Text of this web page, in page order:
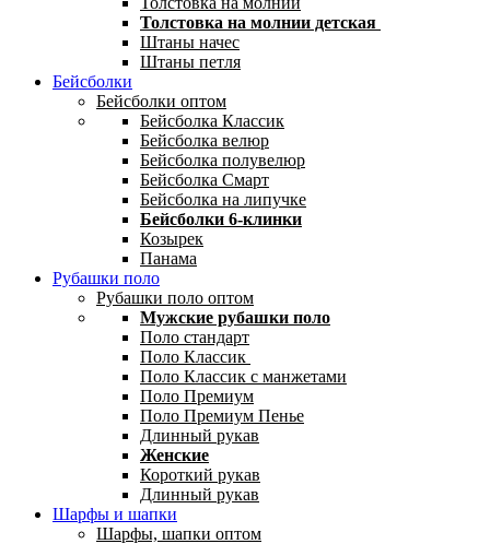
Толстовка на молнии детская
Штаны начес
Штаны петля
Бейсболки
Бейсболки оптом
Бейсболка Классик
Бейсболка велюр
Бейсболка полувелюр
Бейсболка Смарт
Бейсболка на липучке
Бейсболки 6-клинки
Козырек
Панама
Рубашки поло
Рубашки поло оптом
Мужские рубашки поло
Поло стандарт
Поло Классик
Поло Классик с манжетами
Поло Премиум
Поло Премиум Пенье
Длинный рукав
Женские
Короткий рукав
Длинный рукав
Шарфы и шапки
Шарфы, шапки оптом